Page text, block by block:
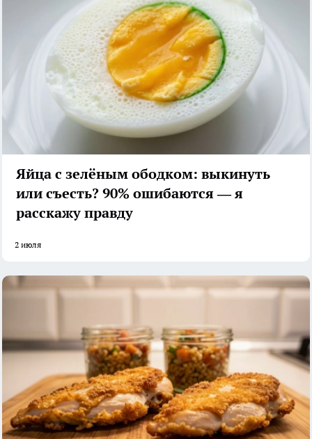
Яйца с зелёным ободком: выкинуть
или съесть? 90% ошибаются — я
расскажу правду
2 июля